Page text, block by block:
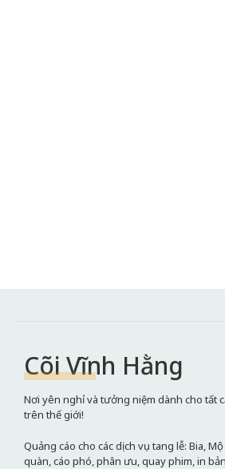
Cõi Vĩnh Hằng
Nơi yên nghỉ và tưởng niệm dành cho tất
trên thế giới!
Quảng cáo cho các dịch vụ tang lễ: Bia,
quàn, cáo phó, phân ưu, quay phim, in